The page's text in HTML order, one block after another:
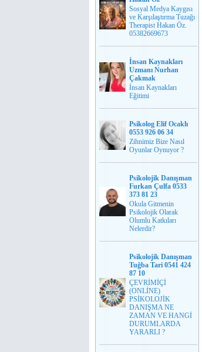
Sosyal Medya Kaygısı
ve Karşılaştırma Tuzağı
Therapist Hakan Öz.
05382669673
İnsan Kaynakları
Uzmanı Nurhan
Çakmak
İnsan Kaynakları
Eğitimi
Psikolog Elif Ocaklı
0553 926 06 34
Zihnimiz Bize Nasıl
Oyunlar Oynuyor ?
Psikolojik Danışman
Furkan Çulfa 0533
373 81 23
Okula Gitmenin
Psikolojik Olarak
Olumlu Katkıları
Nelerdir?
Psikolojik Danışman
Tuğba Tari 0541 424
87 10
ÇEVRİMİÇİ
(ONLİNE)
PSİKOLOJİK
DANIŞMA NE
ZAMAN VE HANGİ
DURUMLARDA
YARARLI ?